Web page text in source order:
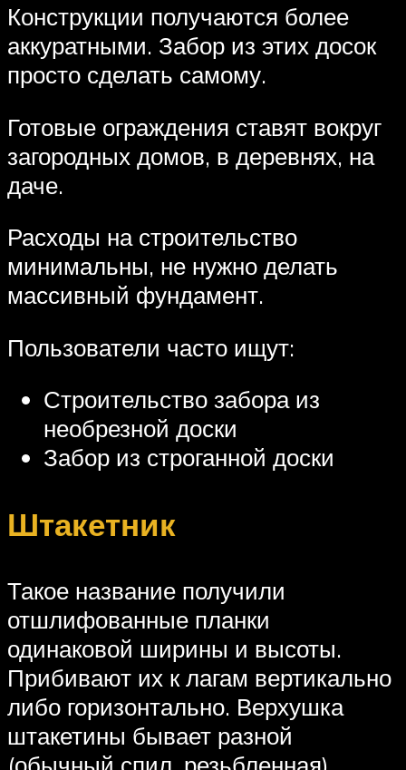
Конструкции получаются более
аккуратными. Забор из этих досок
просто сделать самому.
Готовые ограждения ставят вокруг
загородных домов, в деревнях, на
даче.
Расходы на строительство
минимальны, не нужно делать
массивный фундамент.
Пользователи часто ищут:
Строительство забора из
необрезной доски
Забор из строганной доски
Штакетник
Такое название получили
отшлифованные планки
одинаковой ширины и высоты.
Прибивают их к лагам вертикально
либо горизонтально. Верхушка
штакетины бывает разной